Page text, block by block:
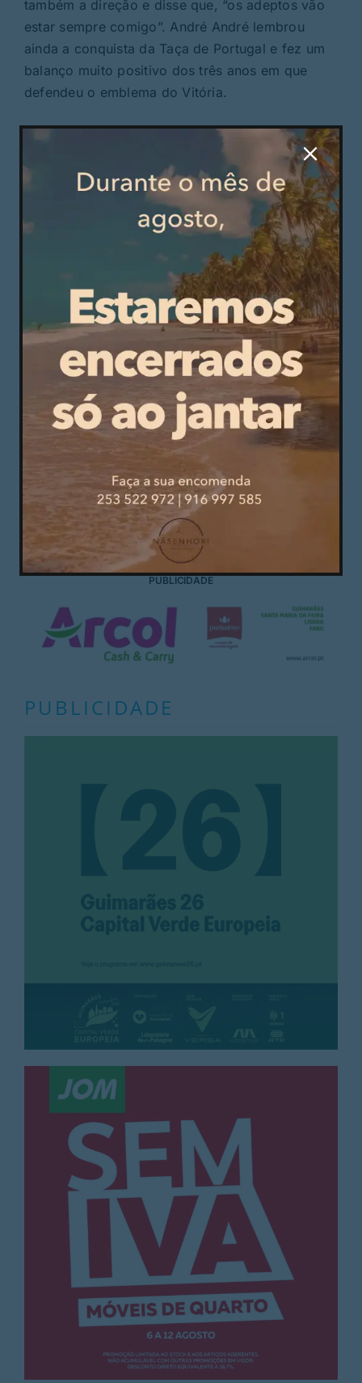
também a direção e disse que, “os adeptos vão
estar sempre comigo”. André André lembrou
ainda a conquista da Taça de Portugal e fez um
balanço muito positivo dos três anos em que
defendeu o emblema do Vitória.
Numa vertente mais institucional, Júlio Mendes
lançou a ideia de que o clube vai continuar a
crescer e para o confirmar anunciou obras a
realizar. “O próximo e maior desafio é a
construção de um edifício para albergar os
jovens de Portugal e do mundo, que estão nas
nossas equipas e para receber eventos e
estágios desportivos. É uma aposta estratégica
no turismo desportivo. É um projeto ambicioso e
esperamos contar com o apoio da Câmara”-
disse Júlio Mendes.
Os sócios e adeptos em geral também tiveram o
seu momento, apesar de não terem subido ao
palco, a organização preparou um vídeo com
grandes momentos filmados nas bancadas.
Como disse André André, a terminar o seu
agradecimento pelo prémio atribuído, “vemo-nos
no D. Afonso Henriques”.
PUBLICIDADE
PUBLICIDADE